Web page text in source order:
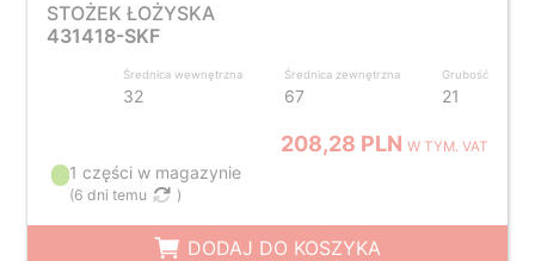
STOŻEK ŁOŻYSKA
431418-SKF
Średnica wewnętrzna
32
Średnica zewnętrzna
67
Grubość
21
208,28 PLNW TYM. VAT
1 części w magazynie
(6 dni temu )
DODAJ DO KOSZYKA